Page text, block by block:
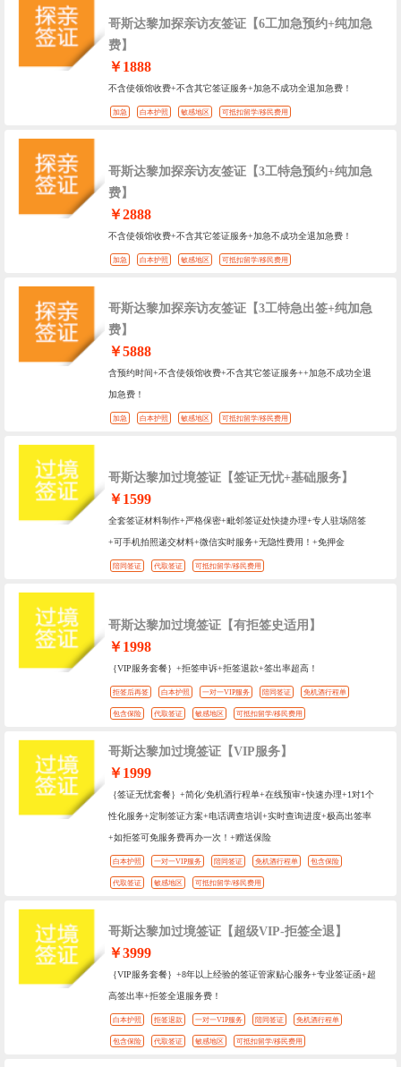
哥斯达黎加探亲访友签证【6工加急预约+纯加急
费】
￥1888
不含使领馆收费+不含其它签证服务+加急不成功全退加急费！
加急 白本护照 敏感地区 可抵扣留学/移民费用
哥斯达黎加探亲访友签证【3工特急预约+纯加急
费】
￥2888
不含使领馆收费+不含其它签证服务+加急不成功全退加急费！
加急 白本护照 敏感地区 可抵扣留学/移民费用
哥斯达黎加探亲访友签证【3工特急出签+纯加急
费】
￥5888
含预约时间+不含使领馆收费+不含其它签证服务++加急不成功全退
加急费！
加急 白本护照 敏感地区 可抵扣留学/移民费用
哥斯达黎加过境签证【签证无忧+基础服务】
￥1599
全套签证材料制作+严格保密+毗邻签证处快捷办理+专人驻场陪签
+可手机拍照递交材料+微信实时服务+无隐性费用！+免押金
陪同签证 代取签证 可抵扣留学/移民费用
哥斯达黎加过境签证【有拒签史适用】
￥1998
｛VIP服务套餐｝+拒签申诉+拒签退款+签出率超高！
拒签后再签 白本护照 一对一VIP服务 陪同签证 免机酒行程单
包含保险 代取签证 敏感地区 可抵扣留学/移民费用
哥斯达黎加过境签证【VIP服务】
￥1999
｛签证无忧套餐｝+简化/免机酒行程单+在线预审+快速办理+1对1个
性化服务+定制签证方案+电话调查培训+实时查询进度+极高出签率
+如拒签可免服务费再办一次！+赠送保险
白本护照 一对一VIP服务 陪同签证 免机酒行程单 包含保险
代取签证 敏感地区 可抵扣留学/移民费用
哥斯达黎加过境签证【超级VIP-拒签全退】
￥3999
｛VIP服务套餐｝+8年以上经验的签证管家贴心服务+专业签证函+超
高签出率+拒签全退服务费！
白本护照 拒签退款 一对一VIP服务 陪同签证 免机酒行程单
包含保险 代取签证 敏感地区 可抵扣留学/移民费用